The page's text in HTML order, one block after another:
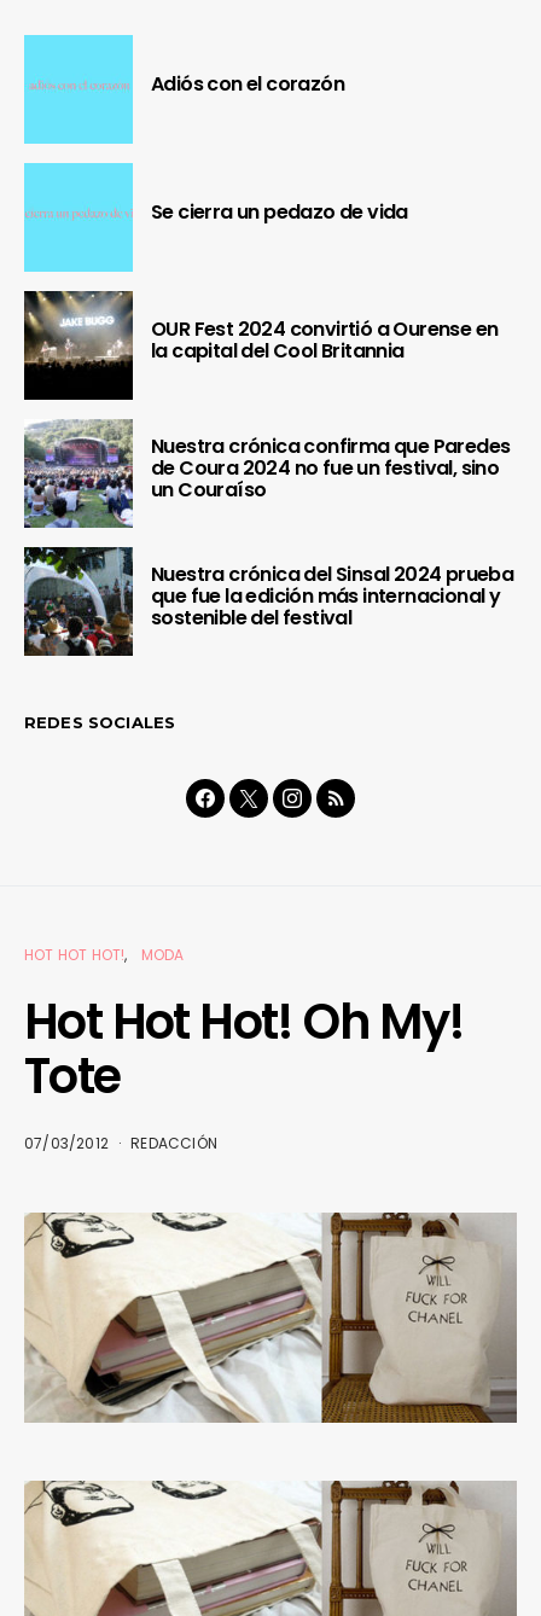
Adiós con el corazón
Se cierra un pedazo de vida
OUR Fest 2024 convirtió a Ourense en
la capital del Cool Britannia
Nuestra crónica confirma que Paredes
de Coura 2024 no fue un festival, sino
un Couraíso
Nuestra crónica del Sinsal 2024 prueba
que fue la edición más internacional y
sostenible del festival
REDES SOCIALES
HOT HOT HOT! MODA
Hot Hot Hot! Oh My!
Tote
07/03/2012 REDACCIÓN